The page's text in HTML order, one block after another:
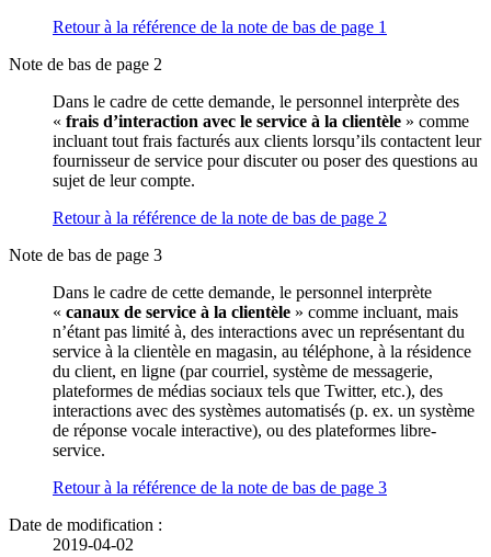
Retour à la référence de la note de bas de page 1
Note de bas de page 2
Dans le cadre de cette demande, le personnel interprète des
« frais d’interaction avec le service à la clientèle » comme
incluant tout frais facturés aux clients lorsqu’ils contactent leur
fournisseur de service pour discuter ou poser des questions au
sujet de leur compte.
Retour à la référence de la note de bas de page 2
Note de bas de page 3
Dans le cadre de cette demande, le personnel interprète
« canaux de service à la clientèle » comme incluant, mais
n’étant pas limité à, des interactions avec un représentant du
service à la clientèle en magasin, au téléphone, à la résidence
du client, en ligne (par courriel, système de messagerie,
plateformes de médias sociaux tels que Twitter, etc.), des
interactions avec des systèmes automatisés (p. ex. un système
de réponse vocale interactive), ou des plateformes libre-
service.
Retour à la référence de la note de bas de page 3
Date de modification :
2019-04-02